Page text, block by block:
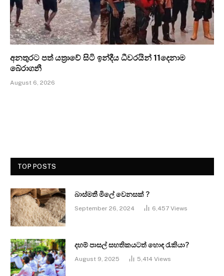
අනතුරට පත් යත්‍රාවේ සිටි ඉන්දීය ධීවරයින් 11දෙනාම
බේරාගනී
August 6, 2026
TOP POSTS
බාස්මතී මිලේ වෙනසක් ?
September 26, 2024 6,457 Views
දහම් පාසල් සහතිකයටත් හොඳ රැකියා?
August 9, 2025 5,414 Views